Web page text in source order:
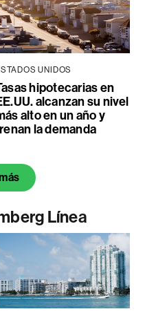
UNIDOS
hipotecarias en
alcanzan su nivel
alto en un año y
la demanda
Línea